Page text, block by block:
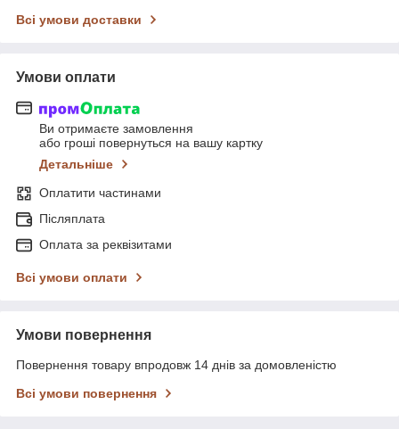
Всі умови доставки
Умови оплати
Ви отримаєте замовлення
або гроші повернуться на вашу картку
Детальніше
Оплатити частинами
Післяплата
Оплата за реквізитами
Всі умови оплати
Умови повернення
Повернення товару впродовж 14 днів за домовленістю
Всі умови повернення